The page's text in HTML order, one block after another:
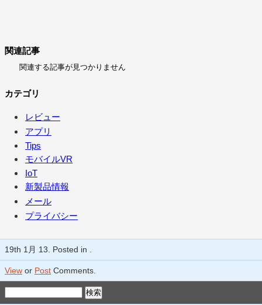
関連記事
関連する記事が見つかりません
カテゴリ
レビュー
アプリ
Tips
モバイルVR
IoT
新製品情報
メール
プライバシー
19th 1月 13. Posted in .
View or Post Comments.